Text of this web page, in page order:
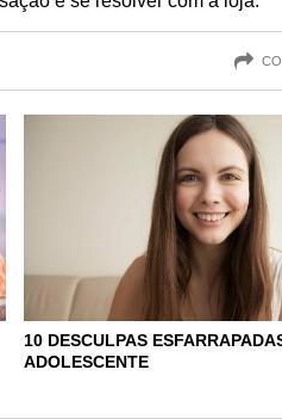
10 DESCULPAS
ADOLESCENTE